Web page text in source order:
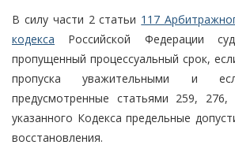
В силу части 2 статьи 117
кодекса Российской Федерации суд
пропущенный процессуальный срок,
пропуска уважительными и
предусмотренные статьями 259,
указанного Кодекса предельные
восстановления.